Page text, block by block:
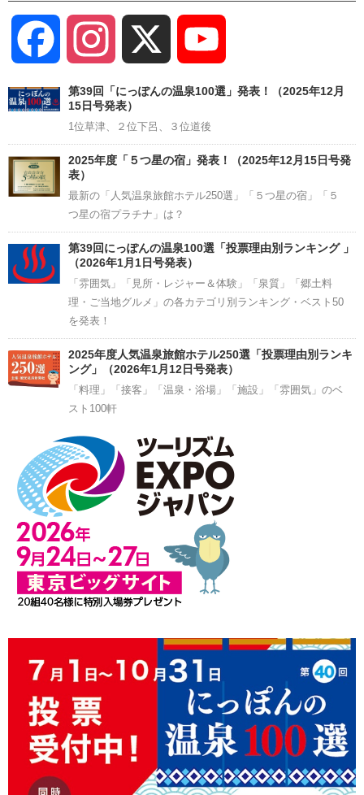
Facebook Instagram
Channel
第39回「にっぽんの温泉100選」発表！（2025年12月
15日号発表）
1位草津、２位下呂、３位道後
2025年度「５つ星の宿」発表！（2025年12月15日号発
表）
最新の「人気温泉旅館ホテル250選」「５つ星の宿」「５
つ星の宿プラチナ」は？
第39回にっぽんの温泉100選「投票理由別ランキング 」
（2026年1月1日号発表）
「雰囲気」「見所・レジャー＆体験」「泉質」「郷土料
理・ご当地グルメ」の各カテゴリ別ランキング・ベスト50
を発表！
2025年度人気温泉旅館ホテル250選「投票理由別ランキ
ング」（2026年1月12日号発表）
「料理」「接客」「温泉・浴場」「施設」「雰囲気」のベ
スト100軒